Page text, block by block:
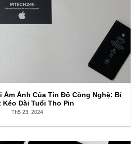
Ám Ảnh Của Tín Đồ Công Nghệ: Bí
Kéo Dài Tuổi Tho Pin
Th5 23, 2024